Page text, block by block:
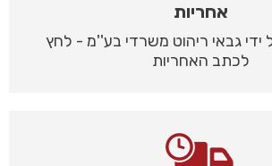
אחריות
ידי גבאי ריהוט משרדי בע''מ - לחץ
לכתב האחריות